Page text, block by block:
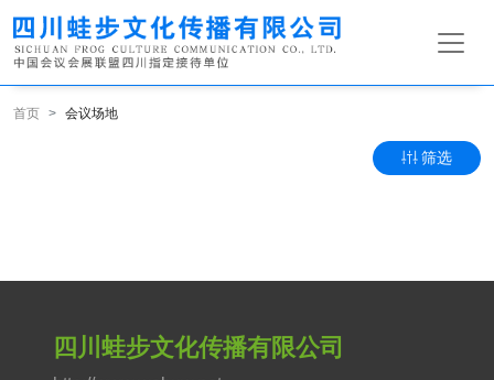
首页 会议场地
筛选
四川蛙步文化传播有限公司